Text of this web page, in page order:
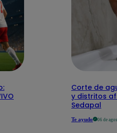
Corte de
y distritos
Sedapal
Te ayudo 06 de